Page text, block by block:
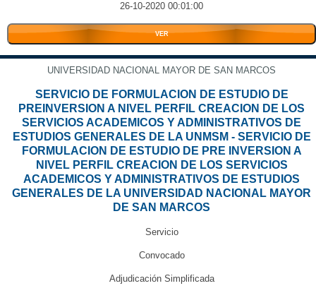
26-10-2020 00:01:00
VER
UNIVERSIDAD NACIONAL MAYOR DE SAN MARCOS
SERVICIO DE FORMULACION DE ESTUDIO DE
PREINVERSION A NIVEL PERFIL CREACION DE LOS
SERVICIOS ACADEMICOS Y ADMINISTRATIVOS DE
ESTUDIOS GENERALES DE LA UNMSM - SERVICIO DE
FORMULACION DE ESTUDIO DE PRE INVERSION A
NIVEL PERFIL CREACION DE LOS SERVICIOS
ACADEMICOS Y ADMINISTRATIVOS DE ESTUDIOS
GENERALES DE LA UNIVERSIDAD NACIONAL MAYOR
DE SAN MARCOS
Servicio
Convocado
Adjudicación Simplificada